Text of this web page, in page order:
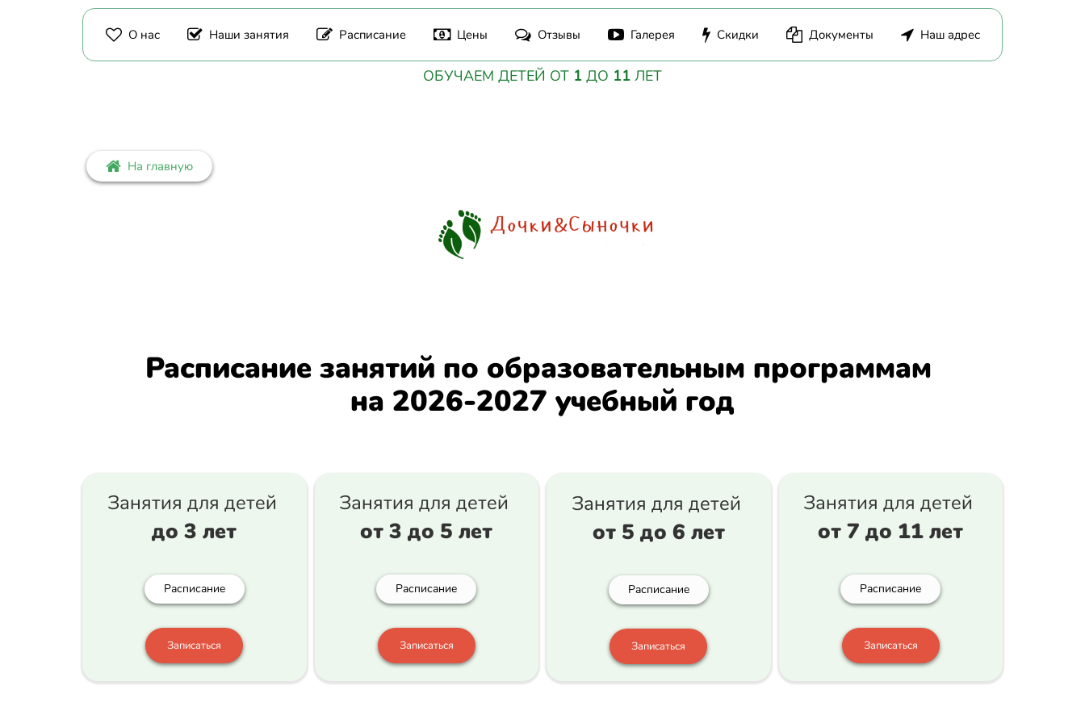
О нас Наши занятия Расписание Цены Отзывы Галерея Скидки Документы Наш адрес
ОБУЧАЕМ ДЕТЕЙ ОТ 1 ДО 11 ЛЕТ
На главную
Расписание занятий по образовательным программам
на 2026-2027 учебный год
Занятия для детей
до 3 лет
Расписание
Записаться
Занятия для детей
от 3 до 5 лет
Расписание
Записаться
Занятия для детей
от 5 до 6 лет
Расписание
Записаться
Занятия для детей
от 7 до 11 лет
Расписание
Записаться